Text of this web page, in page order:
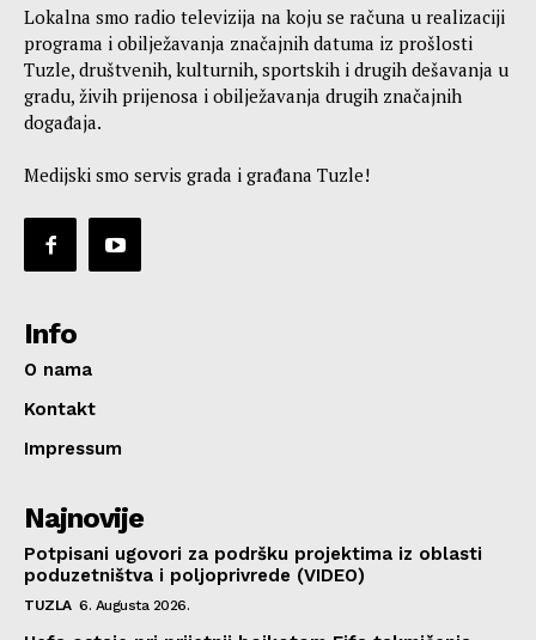
Lokalna smo radio televizija na koju se računa u realizaciji
programa i obilježavanja značajnih datuma iz prošlosti
Tuzle, društvenih, kulturnih, sportskih i drugih dešavanja u
gradu, živih prijenosa i obilježavanja drugih značajnih
događaja.
Medijski smo servis grada i građana Tuzle!
Info
O nama
Kontakt
Impressum
Najnovije
Potpisani ugovori za podršku projektima iz oblasti
poduzetništva i poljoprivrede (VIDEO)
TUZLA 6. Augusta 2026.